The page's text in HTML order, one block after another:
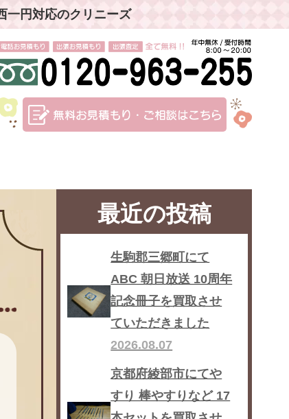
一円対応のクリニーズ
最近の投稿
生駒郡三郷町にて
ABC 朝日放送 10周年
記念冊子を買取させ
ていただきました
2026.08.07
京都府綾部市にてや
すり 棒やすりなど 17